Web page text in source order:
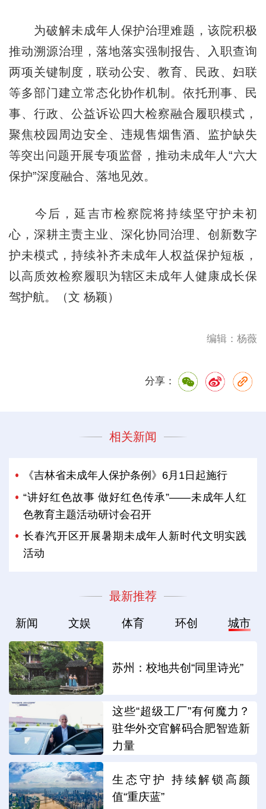
为破解未成年人保护治理难题，该院积极
推动溯源治理，落地落实强制报告、入职查询
两项关键制度，联动公安、教育、民政、妇联
等多部门建立常态化协作机制。依托刑事、民
事、行政、公益诉讼四大检察融合履职模式，
聚焦校园周边安全、违规售烟售酒、监护缺失
等突出问题开展专项监督，推动未成年人“六大
保护”深度融合、落地见效。
今后，延吉市检察院将持续坚守护未初
心，深耕主责主业、深化协同治理、创新数字
护未模式，持续补齐未成年人权益保护短板，
以高质效检察履职为辖区未成年人健康成长保
驾护航。（文 杨颖）
编辑：杨薇
分享：
相关新闻
《吉林省未成年人保护条例》6月1日起施行
“讲好红色故事 做好红色传承”——未成年人红
色教育主题活动研讨会召开
长春汽开区开展暑期未成年人新时代文明实践
活动
最新推荐
新闻 文娱 体育 环创 城市
苏州：校地共创“同里诗光”
这些“超级工厂”有何魔力？
驻华外交官解码合肥智造新
力量
生态守护 持续解锁高颜
值“重庆蓝”